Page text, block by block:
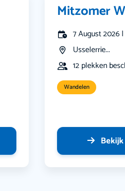
Mitzomer
7 August 2026
Usselerrie...
12 plekken
Wandelen